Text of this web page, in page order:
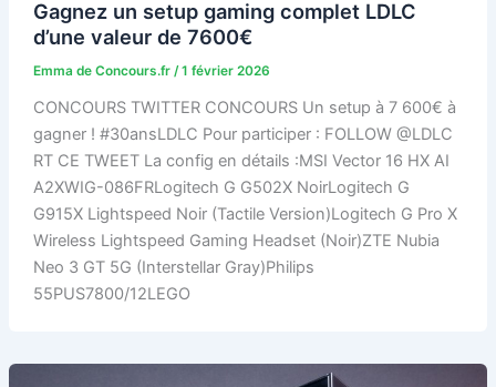
Gagnez un setup gaming complet LDLC
d’une valeur de 7600€
Emma de Concours.fr /1 février 2026
CONCOURS TWITTER CONCOURS Un setup à 7 600€ à
gagner ! #30ansLDLC Pour participer : FOLLOW @LDLC
RT CE TWEET La config en détails :MSI Vector 16 HX AI
A2XWIG-086FRLogitech G G502X NoirLogitech G
G915X Lightspeed Noir (Tactile Version)Logitech G Pro X
Wireless Lightspeed Gaming Headset (Noir)ZTE Nubia
Neo 3 GT 5G (Interstellar Gray)Philips
55PUS7800/12LEGO